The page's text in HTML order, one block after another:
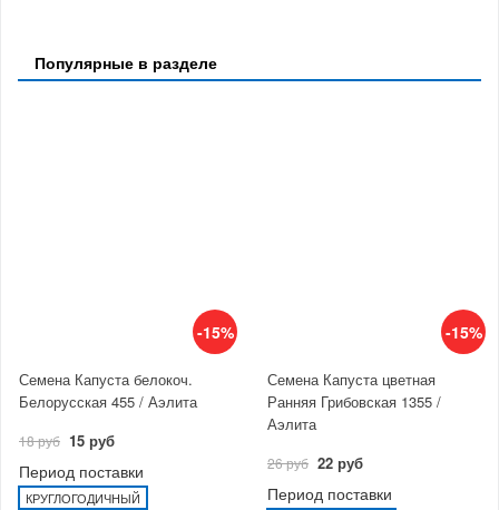
Популярные в разделе
-15%
Семена Капуста белокоч.
Белорусская 455 / Аэлита
18 руб 15 руб
Период поставки
КРУГЛОГОДИЧНЫЙ
-15%
Семена Капуста цветная
Ранняя Грибовская 1355 /
Аэлита
26 руб 22 руб
Период поставки